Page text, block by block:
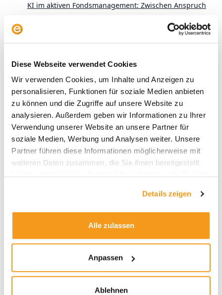
Diese Webseite verwendet Cookies
Wir verwenden Cookies, um Inhalte und Anzeigen zu
personalisieren, Funktionen für soziale Medien anbieten
zu können und die Zugriffe auf unsere Website zu
analysieren. Außerdem geben wir Informationen zu Ihrer
Verwendung unserer Website an unsere Partner für
soziale Medien, Werbung und Analysen weiter. Unsere
Partner führen diese Informationen möglicherweise mit
weiteren Daten zusammen, die Sie ihnen bereitgestellt
Details zeigen
Alle zulassen
Anpassen
Ablehnen
KI im aktiven Fondsmanagement: Zwischen Anspruch
Archive
2026
2025
2021
2019